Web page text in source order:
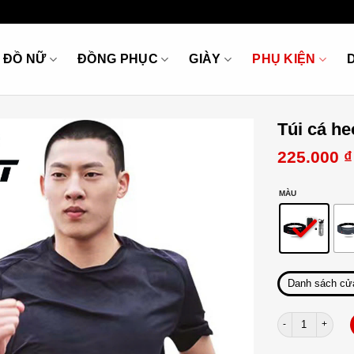
ĐỒ NỮ ĐỒNG PHỤC GIÀY PHỤ KIỆN
Túi cá
225.000 ₫
MÀU
Danh sách
Túi cá heo kèm